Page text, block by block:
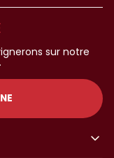
sur notre